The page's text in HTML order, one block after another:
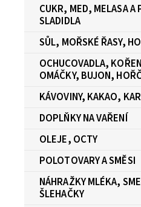
CUKR, MED, MELASA A
SLADIDLA
SŮL, MOŘSKÉ ŘASY,
OCHUCOVADLA,
OMÁČKY, BUJON,
KÁVOVINY, KAKAO,
DOPLŇKY NA VAŘENÍ
OLEJE, OCTY
POLOTOVARY A SMĚSI
NÁHRAŽKY MLÉKA,
ŠLEHAČKY